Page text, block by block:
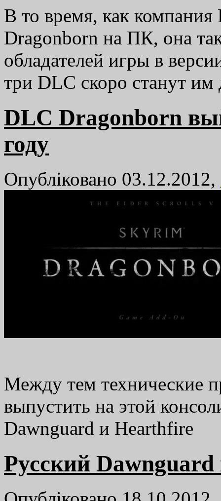
В то время, как компания
Dragonborn на ПК, она
обладателей игры в
три DLC скоро станут
DLC Dragonborn
году
Опубліковано 03.12.2012,
Между тем технические
выпустить на этой
Dawnguard и Hearthfire
Русский Dawnguard